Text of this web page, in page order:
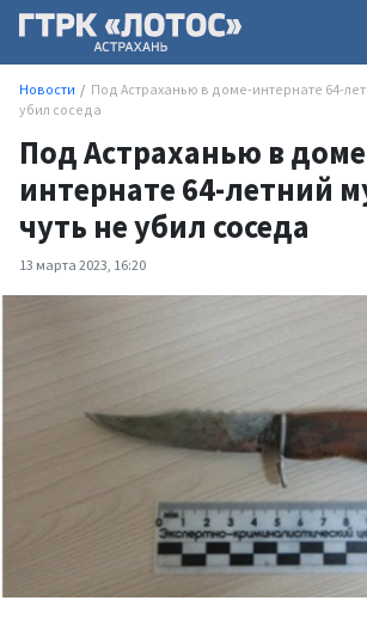
Новости
Под Астраханью в доме-интернате 64-
убил соседа
Под Астраханью в
интернате 64-летний
чуть не убил соседа
13 марта 2023, 16:20